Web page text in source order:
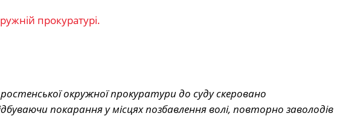
прокуратурі.
окружної прокуратури до суду скеровано
покарання у місцях позбавлення волі, повторно заволодів